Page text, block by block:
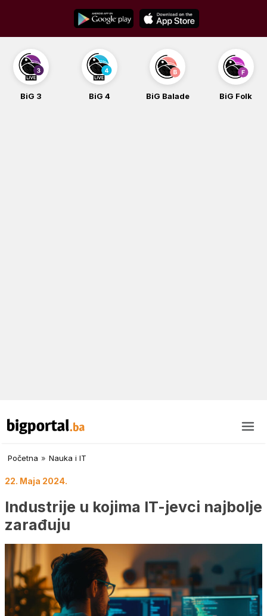
content
BiG 4 BiG Balade BiG Folk BiG iG
Početna » Nauka i IT
22. Maja 2024.
Industrije u kojima IT-jevci najbolje
zarađuju